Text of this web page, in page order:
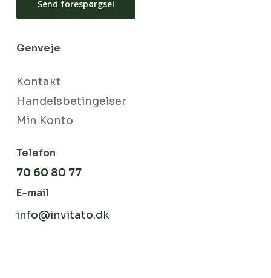
Send forespørgsel
Genveje
Kontakt
Handelsbetingelser
Min Konto
Telefon
70 60 80 77
E-mail
info@invitato.dk